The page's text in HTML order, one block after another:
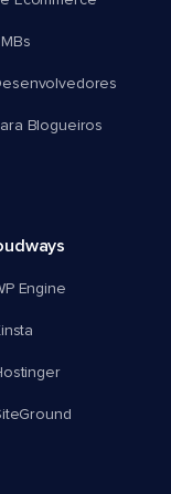
Blogueiros
Engine